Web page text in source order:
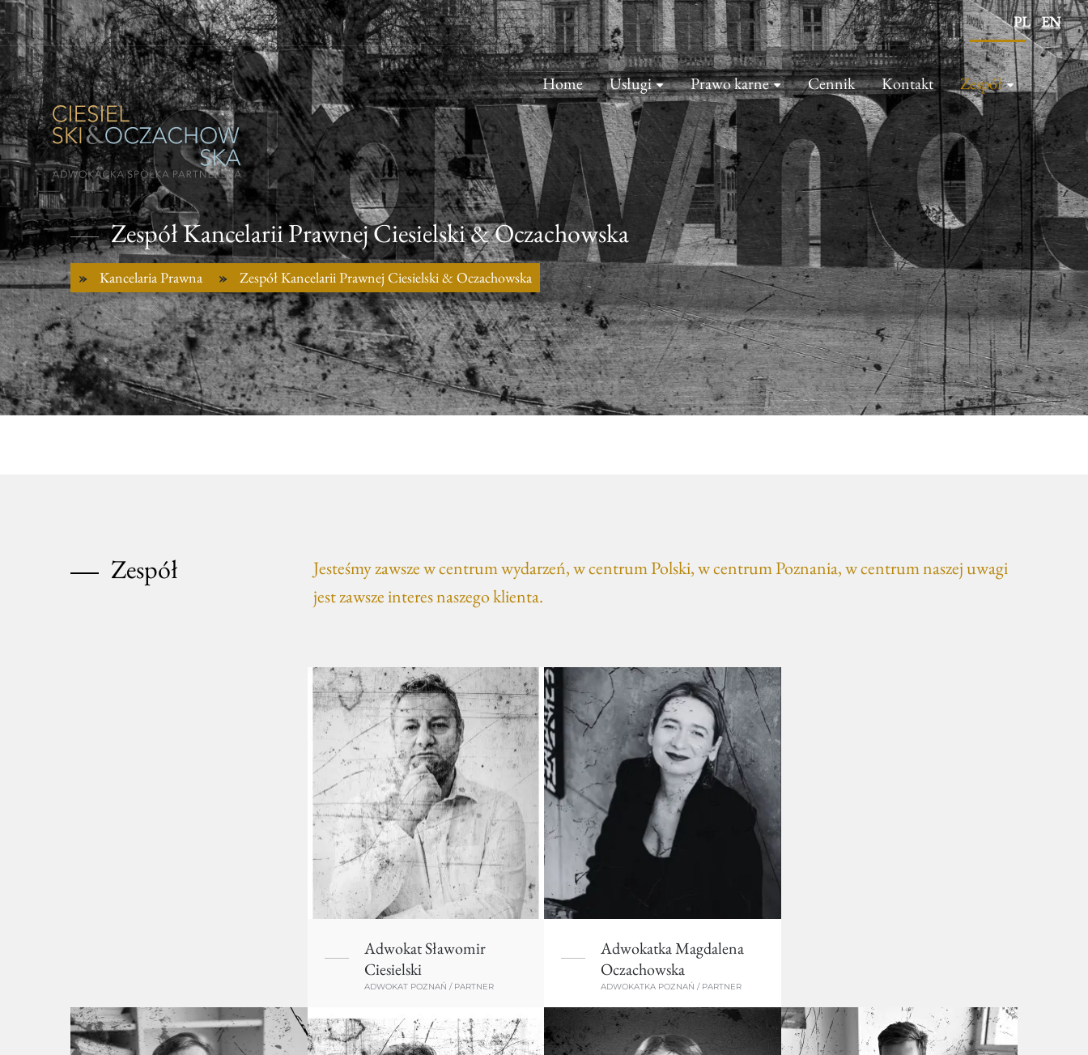
PL EN
Home Usługi Prawo karne Cennik Kontakt Zespół
Zespół Kancelarii Prawnej Ciesielski & Oczachowska
Kancelaria Prawna Zespół Kancelarii Prawnej Ciesielski & Oczachowska
Zespół
Jesteśmy zawsze w centrum wydarzeń, w centrum Polski, w centrum Poznania, w centrum naszej uwagi
jest zawsze interes naszego klienta.
Adwokat Sławomir
Ciesielski
ADWOKAT POZNAŃ / PARTNER
Adwokatka Magdalena
Oczachowska
ADWOKATKA POZNAŃ / PARTNER